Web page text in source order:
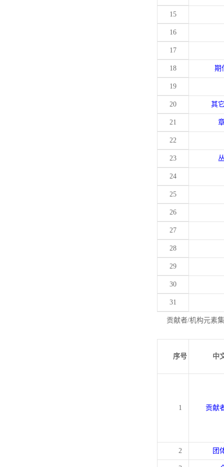
15
16
17
18 期
19
20 其
21
22
23
24
25
26
27
28
29
30
31
贡献者/机构元素
序号 中
1 贡献
2 团